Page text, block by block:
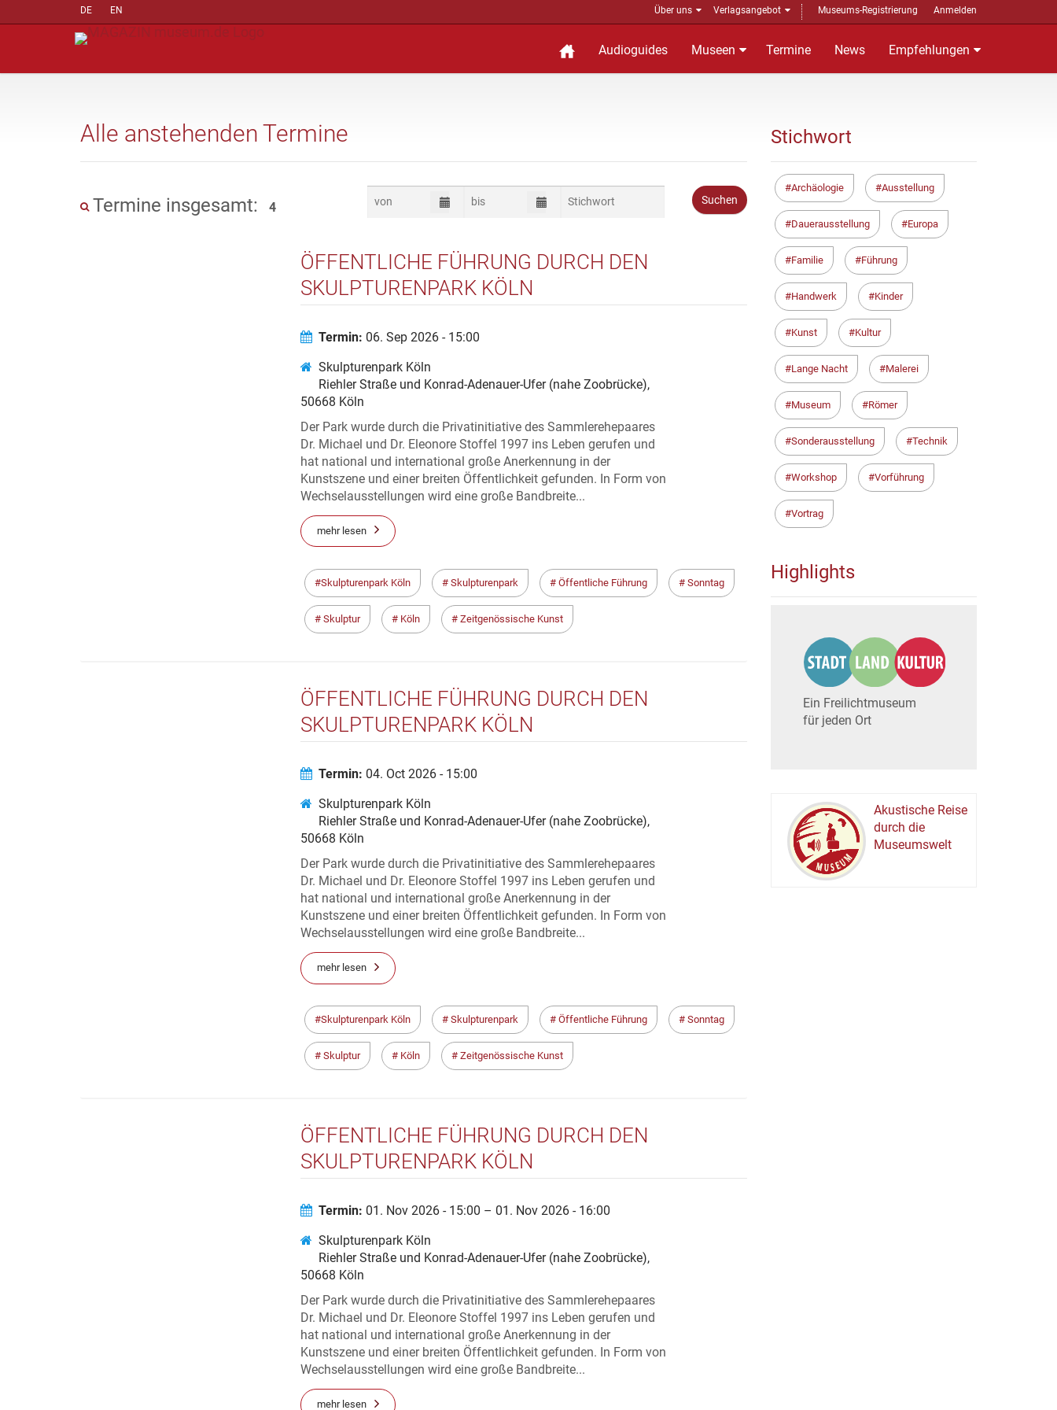
DE EN Über uns Verlagsangebot Museums-Registrierung Anmelden
Audioguides Museen Termine News Empfehlungen
Alle anstehenden Termine
Termine insgesamt: 4
ÖFFENTLICHE FÜHRUNG DURCH DEN
SKULPTURENPARK KÖLN
Termin: 06. Sep 2026 - 15:00
Skulpturenpark Köln
Riehler Straße und Konrad-Adenauer-Ufer (nahe Zoobrücke),
50668 Köln
Der Park wurde durch die Privatinitiative des Sammlerehepaares
Dr. Michael und Dr. Eleonore Stoffel 1997 ins Leben gerufen und
hat national und international große Anerkennung in der
Kunstszene und einer breiten Öffentlichkeit gefunden. In Form von
Wechselausstellungen wird eine große Bandbreite...
mehr lesen
Skulpturenpark Köln Skulpturenpark Öffentliche Führung Sonntag
Skulptur Köln Zeitgenössische Kunst
ÖFFENTLICHE FÜHRUNG DURCH DEN
SKULPTURENPARK KÖLN
Termin: 04. Oct 2026 - 15:00
Skulpturenpark Köln
Riehler Straße und Konrad-Adenauer-Ufer (nahe Zoobrücke),
50668 Köln
Der Park wurde durch die Privatinitiative des Sammlerehepaares
Dr. Michael und Dr. Eleonore Stoffel 1997 ins Leben gerufen und
hat national und international große Anerkennung in der
Kunstszene und einer breiten Öffentlichkeit gefunden. In Form von
Wechselausstellungen wird eine große Bandbreite...
mehr lesen
Skulpturenpark Köln Skulpturenpark Öffentliche Führung Sonntag
Skulptur Köln Zeitgenössische Kunst
ÖFFENTLICHE FÜHRUNG DURCH DEN
SKULPTURENPARK KÖLN
Termin: 01. Nov 2026 - 15:00 – 01. Nov 2026 - 16:00
Skulpturenpark Köln
Riehler Straße und Konrad-Adenauer-Ufer (nahe Zoobrücke),
50668 Köln
Der Park wurde durch die Privatinitiative des Sammlerehepaares
Dr. Michael und Dr. Eleonore Stoffel 1997 ins Leben gerufen und
hat national und international große Anerkennung in der
Kunstszene und einer breiten Öffentlichkeit gefunden. In Form von
Wechselausstellungen wird eine große Bandbreite...
mehr lesen
Stichwort
Archäologie Ausstellung
Dauerausstellung Europa
Familie Führung
Handwerk Kinder
Kunst Kultur
Lange Nacht Malerei
Museum Römer
Sonderausstellung Technik
Workshop Vorführung
Vortrag
Highlights
Ein Freilichtmuseum
für jeden Ort
MUSEUM
Akustische Reise
durch die
Museumswelt